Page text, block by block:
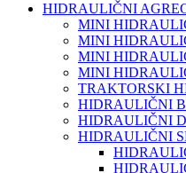
HIDRAULIČNI
MINI
MINI
MINI
MINI
TRAKTORSKI
HIDRAULIČNI
HIDRAULIČNI
HIDRAULIČNI